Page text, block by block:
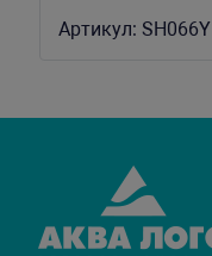
Артикул: SH066Y